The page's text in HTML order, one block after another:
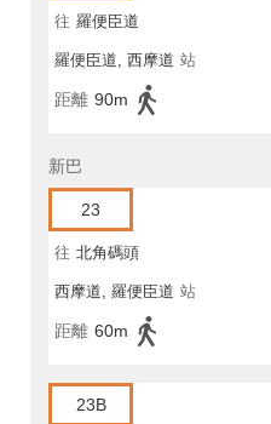
往 羅便臣道
羅便臣道, 西摩道 站
距離 90m
新巴
23
往 北角碼頭
西摩道, 羅便臣道 站
距離 60m
23B